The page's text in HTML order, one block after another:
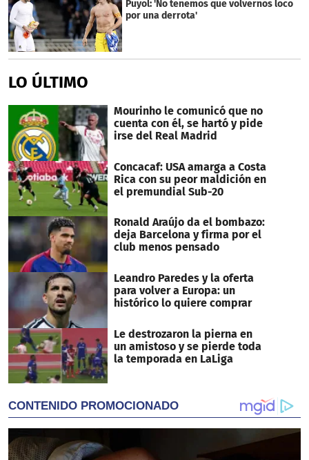
Puyol: 'No tenemos que volvernos loco
por una derrota'
LO ÚLTIMO
Mourinho le comunicó que no
cuenta con él, se hartó y pide
irse del Real Madrid
Concacaf: USA amarga a Costa
Rica con su peor maldición en
el premundial Sub-20
Ronald Araújo da el bombazo:
deja Barcelona y firma por el
club menos pensado
Leandro Paredes y la oferta
para volver a Europa: un
histórico lo quiere comprar
Le destrozaron la pierna en
un amistoso y se pierde toda
la temporada en LaLiga